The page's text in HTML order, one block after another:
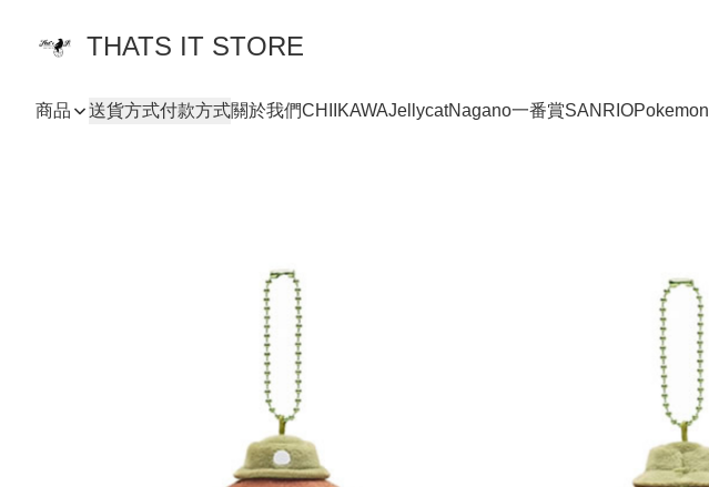
THATS IT STORE
商品 送貨方式付款方式關於我們CHIIKAWAJellycatNagano一番賞SANRIOPokemon